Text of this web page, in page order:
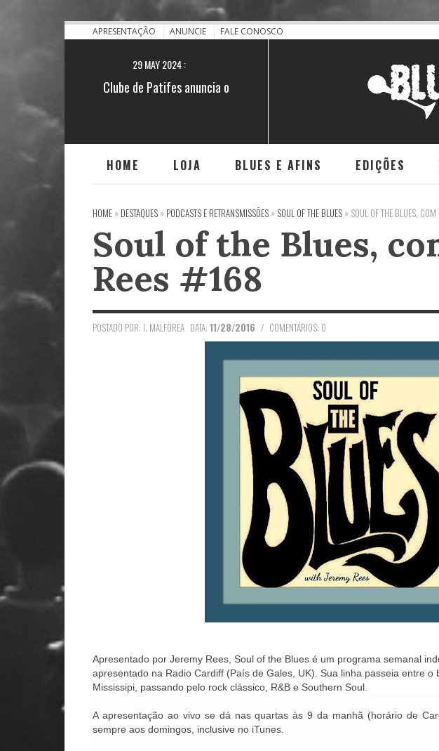
APRESENTAÇÃO ANUNCIE FALE CONOSCO
[BA] Blues no quilombo do Iguape
29 MAY 2024 :
Clube de Patifes anuncia o
HOME LOJA BLUES E AFINS EDIÇÕES
HOME » DESTAQUES » PODCASTS E RETRANSMISSÕES » SOUL OF THE BLUES » SOUL OF THE BLUES,
Soul of the Blues,
Rees #168
POSTADO POR: I. MALFÖREA DATA: 11/28/2016 / COMENTÁRIOS: 0
Apresentado por Jeremy Rees, Soul of the Blues é um programa semanal
apresentado na Radio Cardiff (País de Gales, UK). Sua linha passeia entre o
Mississipi, passando pelo rock clássico, R&B e Southern Soul.
A apresentação ao vivo se dá nas quartas às 9 da manhã (horário de
sempre aos domingos, inclusive no iTunes.